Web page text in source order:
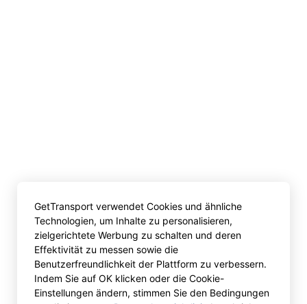
GetTransport verwendet Cookies und ähnliche
Technologien, um Inhalte zu personalisieren,
zielgerichtete Werbung zu schalten und deren
Effektivität zu messen sowie die
Benutzerfreundlichkeit der Plattform zu verbessern.
Indem Sie auf OK klicken oder die Cookie-
Einstellungen ändern, stimmen Sie den Bedingungen